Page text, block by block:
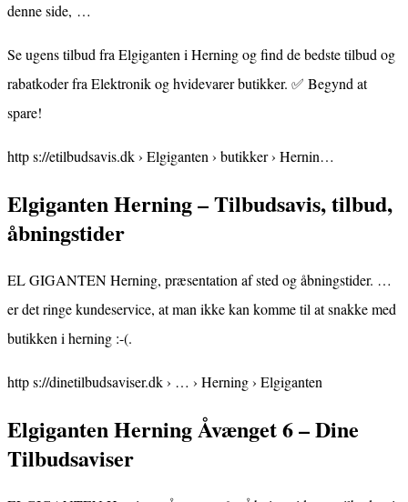
denne side, …
Se ugens tilbud fra Elgiganten i Herning og find de bedste tilbud og
rabatkoder fra Elektronik og hvidevarer butikker. ✅ Begynd at
spare!
http s://etilbudsavis.dk › Elgiganten › butikker › Hernin…
Elgiganten Herning – Tilbudsavis, tilbud,
åbningstider
EL GIGANTEN Herning, præsentation af sted og åbningstider. …
er det ringe kundeservice, at man ikke kan komme til at snakke med
butikken i herning :-(.
http s://dinetilbudsaviser.dk › … › Herning › Elgiganten
Elgiganten Herning Åvænget 6 – Dine
Tilbudsaviser